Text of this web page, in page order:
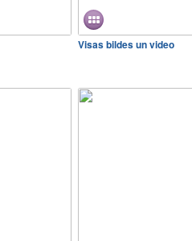
Visas bildes un video